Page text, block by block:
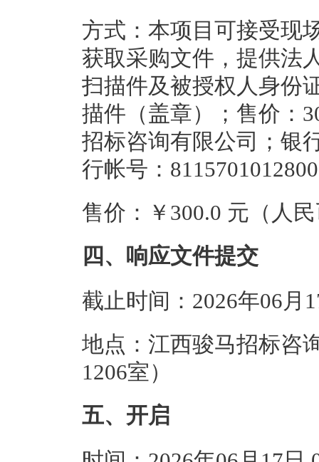
方式：本项目可接受现
获取采购文件，提供法
扫描件及被授权人身份
描件（盖章）；售价：
招标咨询有限公司；银
行帐号：
售价：￥300.0 元（人
四、响应文件提交
截止时间：2026年06月
地点：江西骏马招标咨
1206室）
五、开启